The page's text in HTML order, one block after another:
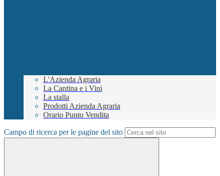
L'Azienda Agraria
La Cantina e i Vini
La stalla
Prodotti Azienda Agraria
Orario Punto Vendita
Campo di ricerca per le pagine del sito